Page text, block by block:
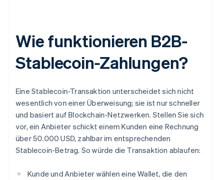
Wie funktionieren B2B-
Stablecoin-Zahlungen?
Eine Stablecoin-Transaktion unterscheidet sich nicht
wesentlich von einer Überweisung; sie ist nur schneller
und basiert auf Blockchain-Netzwerken. Stellen Sie sich
vor, ein Anbieter schickt einem Kunden eine Rechnung
über 50.000 USD, zahlbar im entsprechenden
Stablecoin-Betrag. So würde die Transaktion ablaufen:
Kunde und Anbieter wählen eine Wallet, die den